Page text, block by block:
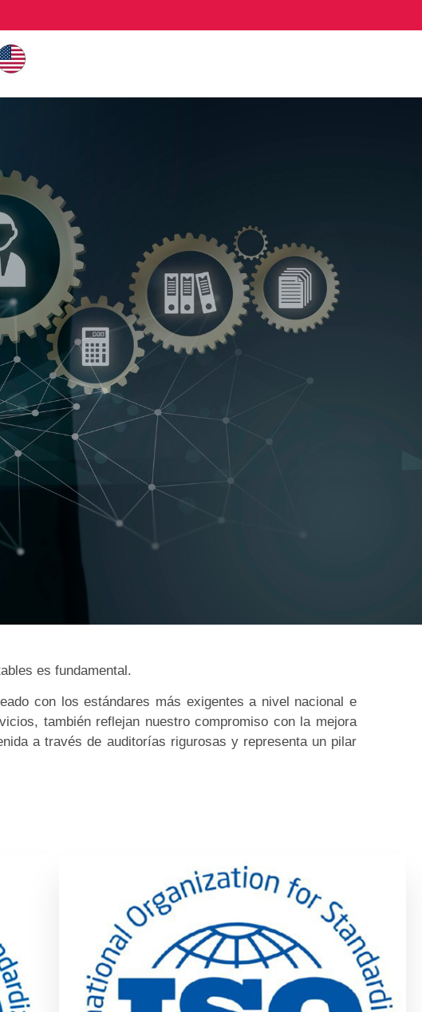
es fundamental.
con los estándares más exigentes a nivel nacional e
también reflejan nuestro compromiso con la mejora
a través de auditorías rigurosas y representa un pilar